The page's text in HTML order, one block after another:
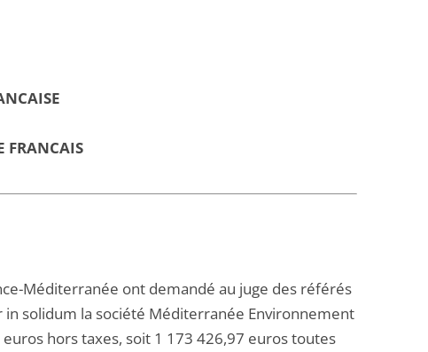
FRANCAIS
Méditerranée ont demandé au juge des référés
solidum la société Méditerranée Environnement
hors taxes, soit 1 173 426,97 euros toutes